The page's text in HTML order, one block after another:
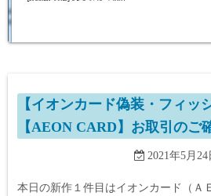
【イオンカード偽装・フィッ
【AEON CARD】お取引のご
2021年5月24
本日の新作１件目はイオンカード（Ａ